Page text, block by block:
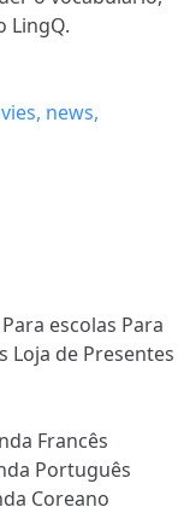
LingQ.
Para escolas Para
Loja de Presentes
Francês
Português
Coreano